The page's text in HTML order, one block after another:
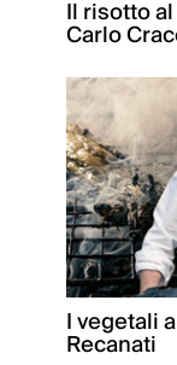
Il risotto
Carlo
I vegetali
Recanati